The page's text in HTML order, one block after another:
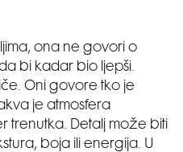
ona ne govori o
bi kadar bio ljepši.
Oni govore tko je
je atmosfera
trenutka. Detalj može biti
boja ili energija. U